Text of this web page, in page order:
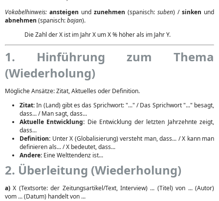
Vokabelhinweis: ansteigen und zunehmen (spanisch: suben) / sinken und
abnehmen (spanisch:bajan).
Die Zahl der X ist im Jahr X um X % höher als im Jahr Y.
1. Hinführung zum Thema
(Wiederholung)
Mögliche Ansätze: Zitat, Aktuelles oder Definition.
Zitat:In (Land) gibt es das Sprichwort: "..." / Das Sprichwort "..." besagt,
dass... / Man sagt, dass...
Aktuelle Entwicklung: Die Entwicklung der letzten Jahrzehnte zeigt,
dass...
Definition: Unter X (Globalisierung) versteht man, dass... / X kann man
definieren als... / X bedeutet, dass...
Andere: Eine Welttendenz ist...
2. Überleitung (Wiederholung)
a) X (Textsorte: der Zeitungsartikel/Text, Interview) ... (Titel) von ... (Autor)
vom ... (Datum) handelt von ...